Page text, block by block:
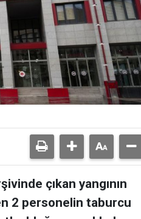
çıkan yangının
2 personelin taburcu